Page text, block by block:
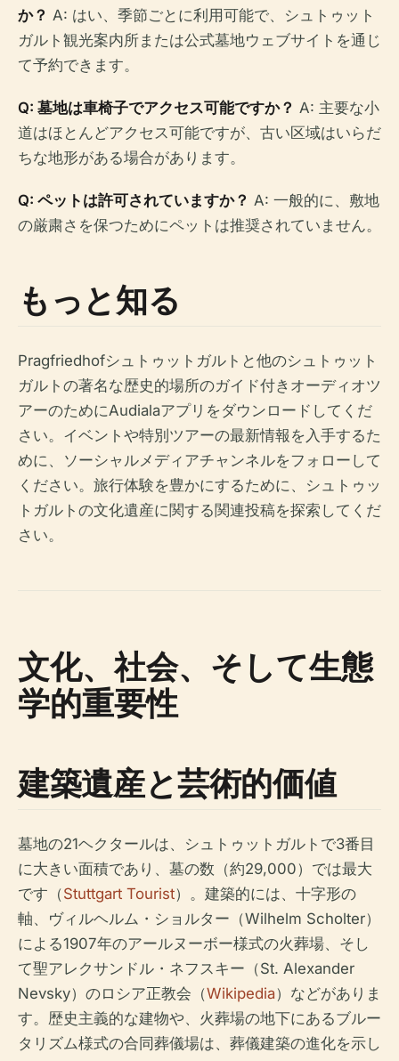
か？ A: はい、季節ごとに利用可能で、シュトゥット
ガルト観光案内所または公式墓地ウェブサイトを通じ
て予約できます。
Q: 墓地は車椅子でアクセス可能ですか？ A: 主要な小
道はほとんどアクセス可能ですが、古い区域はいらだ
ちな地形がある場合があります。
Q: ペットは許可されていますか？ A: 一般的に、敷地
の厳粛さを保つためにペットは推奨されていません。
もっと知る
Pragfriedhofシュトゥットガルトと他のシュトゥット
ガルトの著名な歴史的場所のガイド付きオーディオツ
アーのためにAudialaアプリをダウンロードしてくだ
さい。イベントや特別ツアーの最新情報を入手するた
めに、ソーシャルメディアチャンネルをフォローして
ください。旅行体験を豊かにするために、シュトゥッ
トガルトの文化遺産に関する関連投稿を探索してくだ
さい。
文化、社会、そして生態
学的重要性
建築遺産と芸術的価値
墓地の21ヘクタールは、シュトゥットガルトで3番目
に大きい面積であり、墓の数（約29,000）では最大
です（Stuttgart Tourist）。建築的には、十字形の
軸、ヴィルヘルム・ショルター（Wilhelm Scholter）
による1907年のアールヌーボー様式の火葬場、そし
て聖アレクサンドル・ネフスキー（St. Alexander
Nevsky）のロシア正教会（Wikipedia）などがありま
す。歴史主義的な建物や、火葬場の地下にあるブルー
タリズム様式の合同葬儀場は、葬儀建築の進化を示し